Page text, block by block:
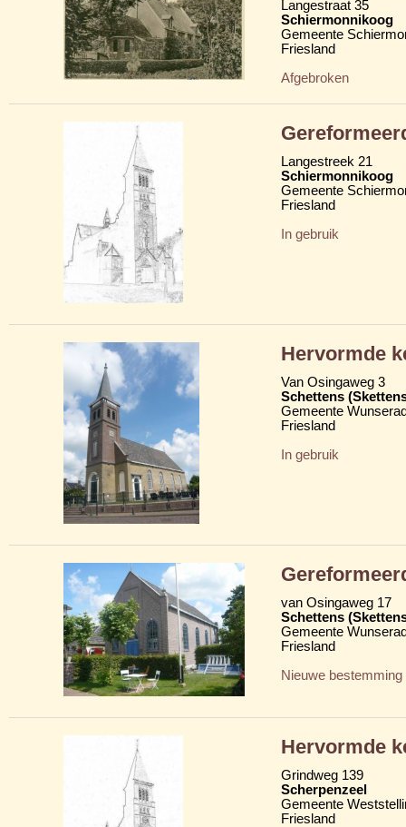
Langestraat 35
Schiermonnikoog
Gemeente
Friesland
Afgebroken
Langestreek 21
Schiermonnikoog
Gemeente
Friesland
In gebruik
Hervormde
Van Osingaweg 3
Schettens
Gemeente
Friesland
In gebruik
van Osingaweg 17
Schettens
Gemeente
Friesland
Nieuwe bestemming
Hervormde
Grindweg 139
Scherpenzeel
Gemeente
Friesland